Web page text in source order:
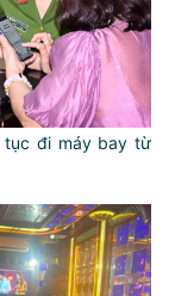
tục đi máy bay từ